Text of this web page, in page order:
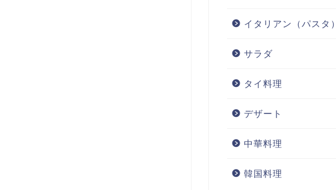
イタリアン（パスタ）
サラダ
タイ料理
デザート
中華料理
韓国料理